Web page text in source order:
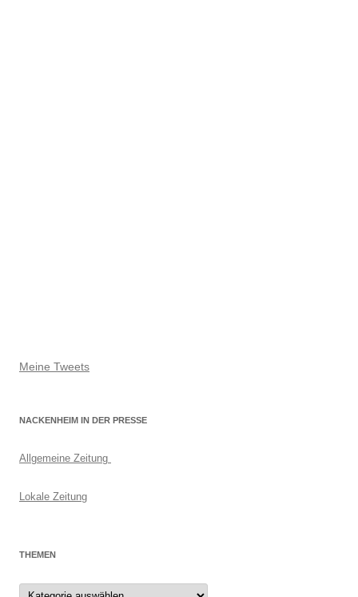
Meine Tweets
NACKENHEIM IN DER PRESSE
Allgemeine Zeitung
Lokale Zeitung
THEMEN
Themen